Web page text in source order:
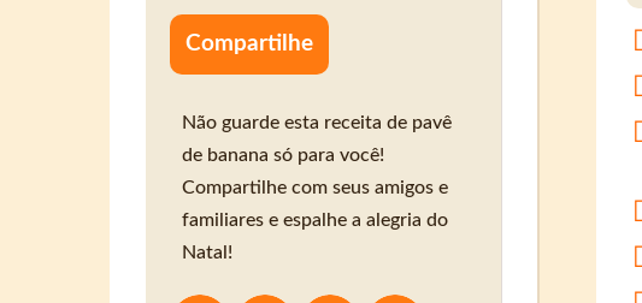
Compartilhe
Não guarde esta receita de pavê
de banana só para você!
Compartilhe com seus amigos e
familiares e espalhe a alegria do
Natal!